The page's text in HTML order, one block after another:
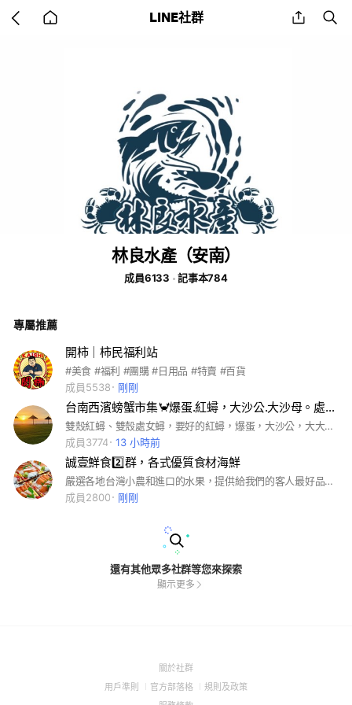
back LINE社群 share
林良水產（安南）
成員6133 記事本784
專屬推薦
開柿｜柿民福利站
#美食 #福利 #團購 #日用品 #特賣 #百貨
成員5538
剛剛
台南西濱螃蟹市集🦀️爆蛋.紅蟳，大沙公.大沙母。處女蟳，螃蟹West Beach Market
雙殼紅蟳、雙殼處女蟳，要好的紅蟳，爆蛋，大沙公，大大沙公，超大沙公，我家肯定有，👍👍👍物超所值！
成員3774
13 小時前
誠壹鮮食2️⃣群，各式優質食材海鮮
嚴選各地台灣小農和進口的水果，提供給我們的客人最好品質，讓大家可以在誠壹鮮食生鮮水產和水果都可以方便採購
成員2800
剛剛
還有其他眾多社群等您來探索
顯示更多
關於社群(Open
用戶準則
(Open
官方部落格
(Open
規則及政策(Open